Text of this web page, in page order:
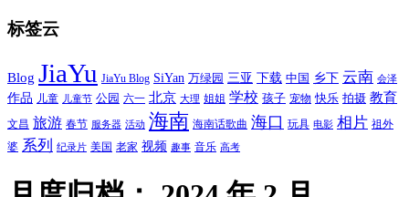
标签云
Blog JiaYu JiaYu Blog SiYan 万绿园 三亚 下载 中国 乡下 云南 会泽
作品 儿童 儿童节 公园 六一 北京 大理 姐姐 学校 孩子 宠物 快乐 拍摄 教育
文昌 旅游 春节 服务器 活动 海南 海南话歌曲 海口 玩具 电影 相片 祖外
婆 系列 纪录片 美国 老家 视频 趣事 音乐 高考